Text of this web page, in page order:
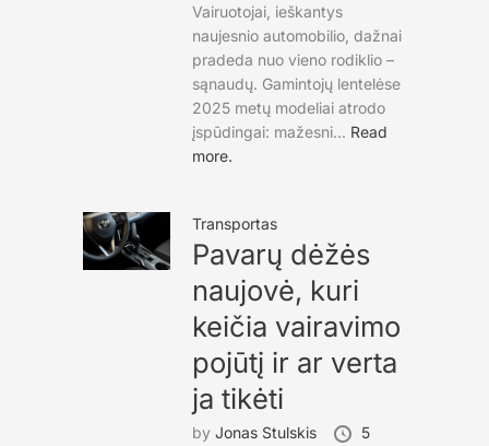
Vairuotojai, ieškantys
naujesnio automobilio, dažnai
pradeda nuo vieno rodiklio –
sąnaudų. Gamintojų lentelėse
2025 metų modeliai atrodo
įspūdingai: mažesni... Read
more.
Transportas
Pavarų dėžės
naujovė, kuri
keičia vairavimo
pojūtį ir ar verta
ja tikėti
by Jonas Stulskis
5